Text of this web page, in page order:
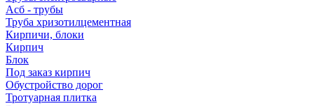
Асб - трубы
Труба хризотилцементная
Кирпичи, блоки
Кирпич
Блок
Под заказ кирпич
Обустройство дорог
Тротуарная плитка